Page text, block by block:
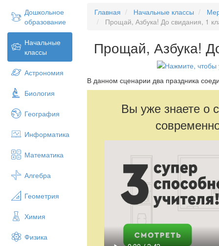
Дошкольное
образование
Начальные
классы
Астрономия
Биология
География
Информатика
Математика
Алгебра
Геометрия
Химия
Физика
Главная Начальные классы
Прощай, Азбука! До свидания, 1
Прощай, Азбука!
В данном сценарии два праздника
Вы уже знаете о